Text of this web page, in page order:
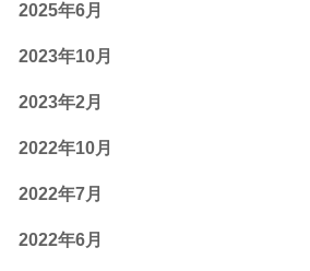
2025年6月
2023年10月
2023年2月
2022年10月
2022年7月
2022年6月